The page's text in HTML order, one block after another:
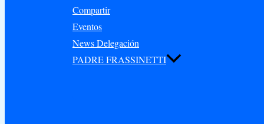
Compartir
Eventos
News Delegación
PADRE FRASSINETTI